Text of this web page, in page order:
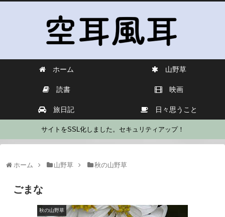
ホーム 山野草
読書 映画
旅日記 日々思うこと
サイトをSSL化しました。セキュリティアップ！
ホーム 山野草 秋の山野草
ごまな
秋の山野草